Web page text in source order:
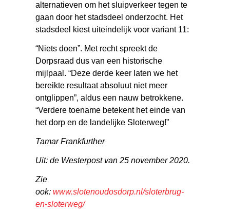
alternatieven om het sluipverkeer tegen te
gaan door het stadsdeel onderzocht. Het
stadsdeel kiest uiteindelijk voor variant 11:
“Niets doen”. Met recht spreekt de
Dorpsraad dus van een historische
mijlpaal. “Deze derde keer laten we het
bereikte resultaat absoluut niet meer
ontglippen”, aldus een nauw betrokkene.
“Verdere toename betekent het einde van
het dorp en de landelijke Sloterweg!”
Tamar Frankfurther
Uit: de Westerpost van 25 november 2020.
Zie
ook:www.slotenoudosdorp.nl/sloterbrug-
en-sloterweg/